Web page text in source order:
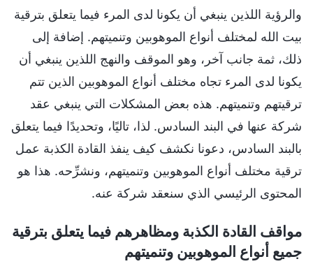
والرؤية اللذين ينبغي أن يكونا لدى المرء فيما يتعلق بترقية
بيت الله لمختلف أنواع الموهوبين وتنميتهم. إضافة إلى
ذلك، ثمة جانب آخر، وهو الموقف والنهج اللذين ينبغي أن
يكونا لدى المرء تجاه مختلف أنواع الموهوبين الذين تتم
ترقيتهم وتنميتهم. هذه بعض المشكلات التي ينبغي عقد
شركة عنها في البند السادس. لذا، تاليًا، وتحديدًا فيما يتعلق
بالبند السادس، دعونا نكشف كيف ينفذ القادة الكذبة عمل
ترقية مختلف أنواع الموهوبين وتنميتهم، ونشرِّحه. هذا هو
المحتوى الرئيسي الذي سنعقد شركة عنه.
مواقف القادة الكذبة ومظاهرهم فيما يتعلق بترقية
جميع أنواع الموهوبين وتنميتهم